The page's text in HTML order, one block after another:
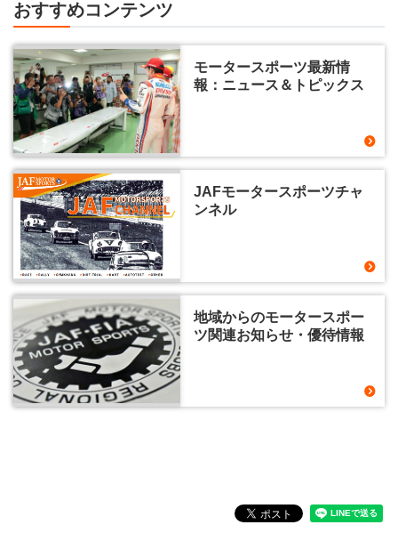
おすすめコンテンツ
モータースポーツ最新情
報：ニュース＆トピックス
JAFモータースポーツチャ
ンネル
地域からのモータースポー
ツ関連お知らせ・優待情報